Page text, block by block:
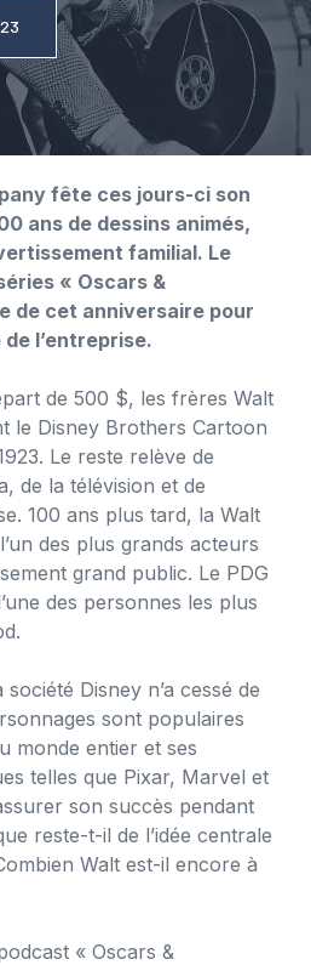
fête ces jours-ci son
ans de dessins animés,
familial. Le
« Oscars &
de cet anniversaire pour
l’entreprise.
de 500 $, les frères Walt
le Disney Brothers Cartoon
Le reste relève de
de la télévision et de
100 ans plus tard, la Walt
des plus grands acteurs
grand public. Le PDG
des personnes les plus
Disney n’a cessé de
sont populaires
monde entier et ses
telles que Pixar, Marvel et
son succès pendant
reste-t-il de l’idée centrale
Walt est-il encore à
« Oscars &